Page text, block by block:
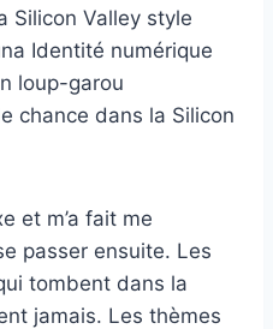
Silicon Valley style
Identité numérique
loup-garou
chance dans la Silicon
et m’a fait me
passer ensuite. Les
tombent dans la
jamais. Les thèmes